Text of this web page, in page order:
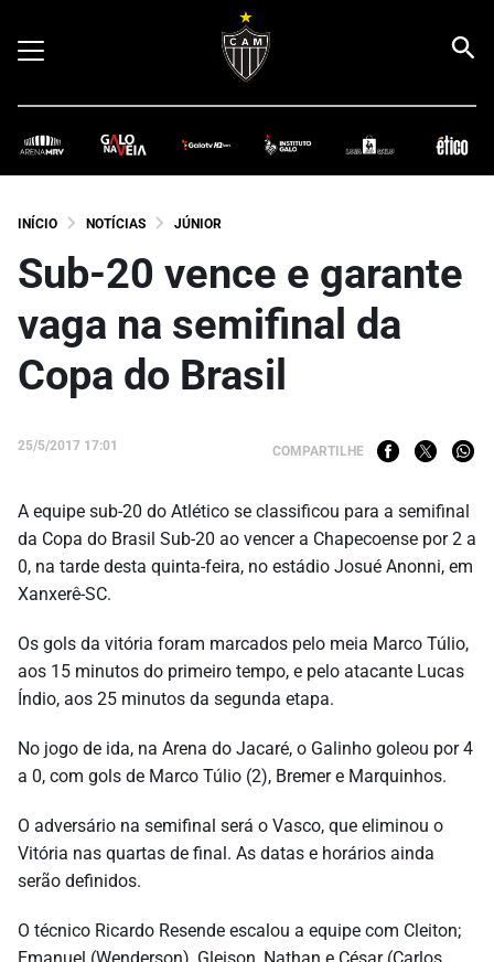
INÍCIO NOTÍCIAS JÚNIOR
Sub-20 vence e garante
vaga na semifinal da
Copa do Brasil
25/5/2017 17:01 COMPARTILHE
A equipe sub-20 do Atlético se classificou para a semifinal
da Copa do Brasil Sub-20 ao vencer a Chapecoense por 2 a
0, na tarde desta quinta-feira, no estádio Josué Anonni, em
Xanxerê-SC.
Os gols da vitória foram marcados pelo meia Marco Túlio,
aos 15 minutos do primeiro tempo, e pelo atacante Lucas
Índio, aos 25 minutos da segunda etapa.
No jogo de ida, na Arena do Jacaré, o Galinho goleou por 4
a 0, com gols de Marco Túlio (2), Bremer e Marquinhos.
O adversário na semifinal será o Vasco, que eliminou o
Vitória nas quartas de final. As datas e horários ainda
serão definidos.
O técnico Ricardo Resende escalou a equipe com Cleiton;